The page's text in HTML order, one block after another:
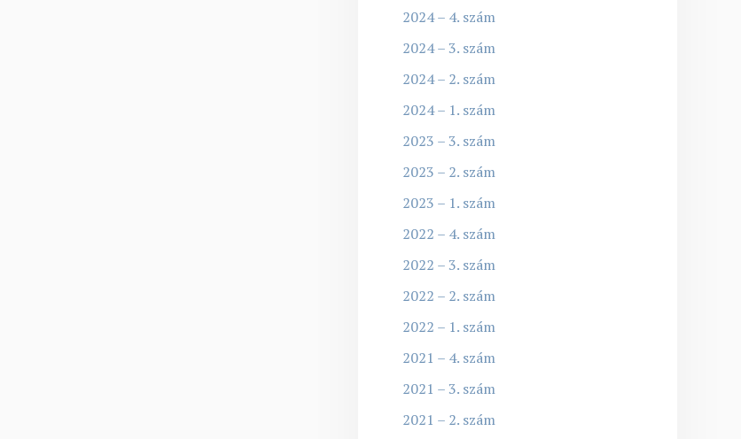
2024 – 4. szám
2024 – 3. szám
2024 – 2. szám
2024 – 1. szám
2023 – 3. szám
2023 – 2. szám
2023 – 1. szám
2022 – 4. szám
2022 – 3. szám
2022 – 2. szám
2022 – 1. szám
2021 – 4. szám
2021 – 3. szám
2021 – 2. szám